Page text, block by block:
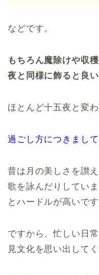
などです。
もちろん魔除けや収
夜と同様に飾ると良い
ほとんど十五夜と変わ
過ごし方につきまし
昔は月の美しさを讃
歌を詠んだりしてい
とハードルが高いです
ですから、忙しい日
見文化を思い出してく